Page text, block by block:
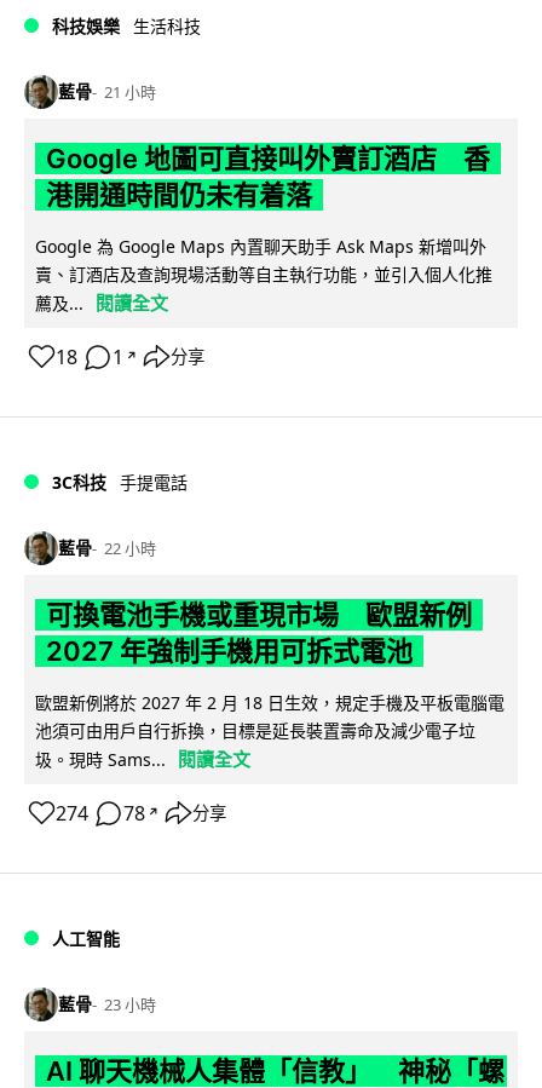
科技娛樂 生活科技
藍骨 21 小時
Google 地圖可直接叫外賣訂酒店 香
港開通時間仍未有着落
Google 為 Google Maps 內置聊天助手 Ask Maps 新增叫外
賣、訂酒店及查詢現場活動等自主執行功能，並引入個人化推
薦及...
閱讀全文
18 1 ↗ 分享
3C科技 手提電話
藍骨 22 小時
可換電池手機或重現市場 歐盟新例
2027 年強制手機用可拆式電池
歐盟新例將於 2027 年 2 月 18 日生效，規定手機及平板電腦電
池須可由用戶自行拆換，目標是延長裝置壽命及減少電子垃
圾。現時 Sams...
閱讀全文
274 78 ↗ 分享
人工智能
藍骨 23 小時
AI 聊天機械人集體「信教」 神秘「螺